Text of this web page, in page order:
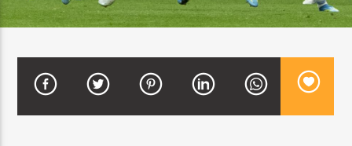
CURRENT SHOW
BACHATA Y VALLENATO